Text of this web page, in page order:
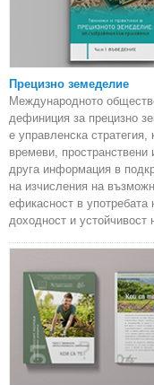
Прецизно земеделие
Международното
дефиниция за прецизно
е управленска
времеви,
друга информация в
на изчисления на
ефикасност в употребата
доходност и устойчивост